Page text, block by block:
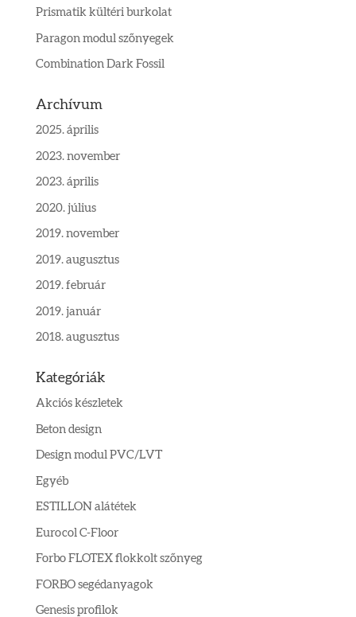
Prismatik kültéri burkolat
Paragon modul szőnyegek
Combination Dark Fossil
Archívum
2025. április
2023. november
2023. április
2020. július
2019. november
2019. augusztus
2019. február
2019. január
2018. augusztus
Kategóriák
Akciós készletek
Beton design
Design modul PVC/LVT
Egyéb
ESTILLON alátétek
Eurocol C-Floor
Forbo FLOTEX flokkolt szőnyeg
FORBO segédanyagok
Genesis profilok